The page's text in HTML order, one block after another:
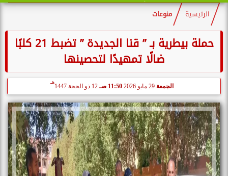
الرئيسية منوعات
حملة بيطرية بـ ” قنا الجديدة ” تضبط 21 كلبًا
ضالًا تمهيدًا لتحصينها
الجمعة 11:50 صـ 12 ذو الحجة 1447
هـ